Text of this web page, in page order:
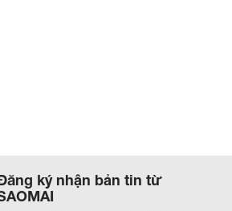
ký nhận bản tin từ